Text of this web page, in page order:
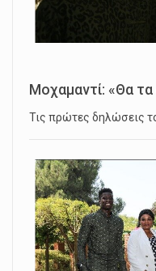
Μοχαμαντί: «Θα
Τις πρώτες δηλώσεις